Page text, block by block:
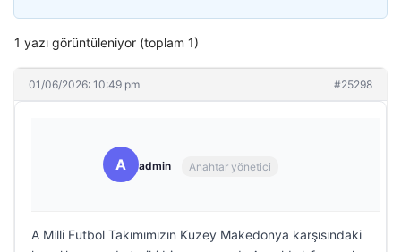
1 yazı görüntüleniyor (toplam 1)
01/06/2026: 10:49 pm #25298
A admin Anahtar yönetici
A Milli Futbol Takımımızın Kuzey Makedonya karşısındaki